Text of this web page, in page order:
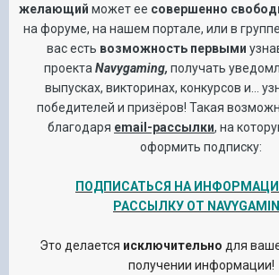
желающий может ее совершенно
на форуме, на нашем портале, или в
вас есть возможность первыми
проекта Navygaming, получать
выпусках, викторинах, конкурсов и...
победителей и призёров! Такая
благодаря email-рассылки, на
оформить подписку:
ПОДПИСАТЬСЯ НА
РАССЫЛКУ ОТ
Это делается исключительно для
получении информации!